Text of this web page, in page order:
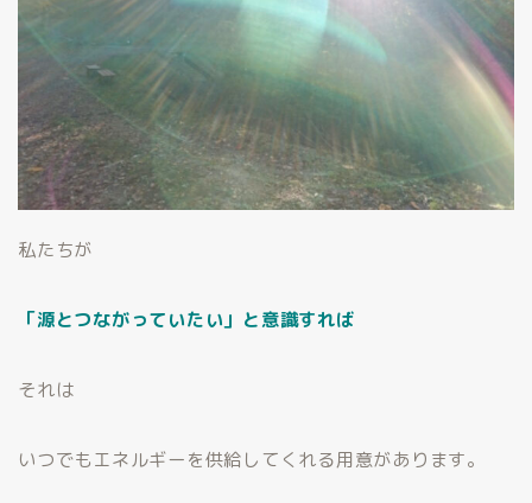
私たちが
「源とつながっていたい」と意識すれば
それは
いつでもエネルギーを供給してくれる用意があります。